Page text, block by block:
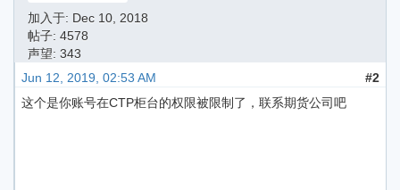
加入于: Dec 10, 2018
帖子: 4578
声望: 343
Jun 12, 2019, 02:53 AM
#2
这个是你账号在CTP柜台的权限被限制了，联系期货公司吧